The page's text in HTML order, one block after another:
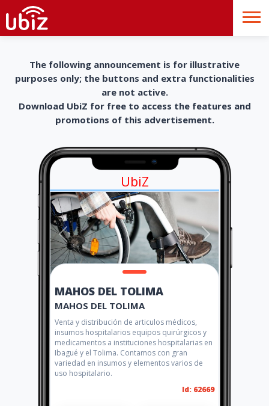
The following announcement is for illustrative
purposes only; the buttons and extra functionalities
are not active.
Download UbiZ for free to access the features and
promotions of this advertisement.
UbiZ
MAHOS DEL TOLIMA
MAHOS DEL TOLIMA
Venta y distribución de articulos médicos,
insumos hospitalarios equipos quirúrgicos y
medicamentos a instituciones hospitalarias en
Ibagué y el Tolima. Contamos con gran
variedad en insumos y elementos varios de
uso hospitalario.
Id: 62669